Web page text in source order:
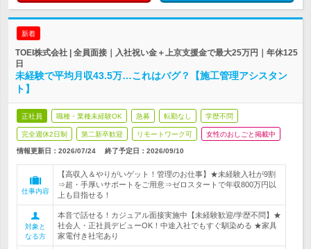
新着
TOEI株式会社 | 全員面接｜入社祝い金＋上京支援金で最大25万円｜年休125
日
未経験で平均月収43.5万…これはバグ？【施工管理アシスタン
ト】
正社員 職種・業種未経験OK 急募 転勤なし 学歴不問
完全週休2日制 第二新卒歓迎 リモートワーク可 女性のおしごと掲載中
情報更新日：2026/07/24 終了予定日： 2026/09/10
仕事内容
【高収入＆やりがいゲット！管理のお仕事】★未経験入社が9割
⇒超・手厚いサポートをご用意⇒ゼロスタートで年収800万円以
上も目指せる！
対象と
なる方
本音で話せる！カジュアル面接実施中【未経験歓迎/学歴不問】★
社会人・正社員デビューOK！中途入社でもすぐ馴染める ★家具
家電付き社宅あり